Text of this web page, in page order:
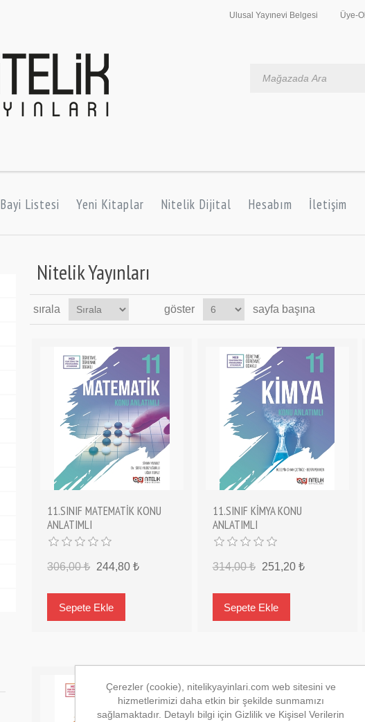
Ulusal Yayınevi Belgesi Üye-Ol
Bayi Listesi Yeni Kitaplar Nitelik Dijital Hesabım İletişim
Nitelik Yayınları
sırala göster sayfa başına
11.SINIF MATEMATİK KONU
ANLATIMLI
306,00 ₺ 244,80 ₺
11.SINIF KİMYA KONU
ANLATIMLI
314,00 ₺ 251,20 ₺
Çerezler (cookie), nitelikyayinlari.com web sitesini ve
hizmetlerimizi daha etkin bir şekilde sunmamızı
sağlamaktadır. Detaylı bilgi için Gizlilik ve Kişisel Verilerin